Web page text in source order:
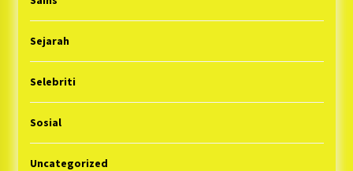
Sejarah
Selebriti
Sosial
Uncategorized